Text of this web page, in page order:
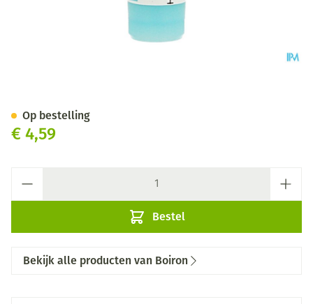
€ 4,59
Bestel
Op bestelling
Bekijk alle producten van Boiron